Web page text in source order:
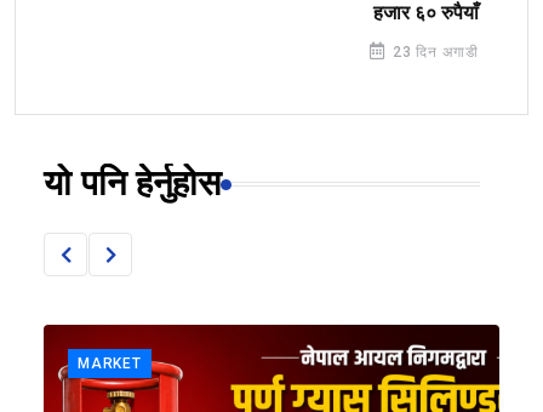
हजार ६० रुपैयाँ
23 दिन अगाडी
यो पनि हेर्नुहोस
MARKET